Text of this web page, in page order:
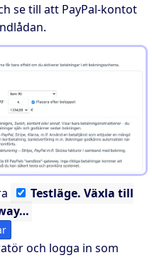
se till att PayPal-kontot
Testläge. Växla till
och logga in som